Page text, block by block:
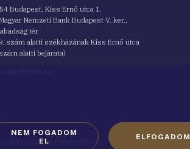
Budapest, Kiss Ernő utca 1.
Nemzeti Bank Budapest V. ker.,
tér
szám alatti székházának Kiss Ernő utca
alatti bejárata)
a honlappal kapcsolatban
NEM FOGADOM
EL
ELFOGADOM